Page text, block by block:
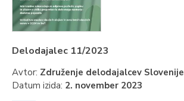
Delodajalec 11/2023
Avtor: Združenje delodajalcev Slovenije
Datum izida: 2. november 2023